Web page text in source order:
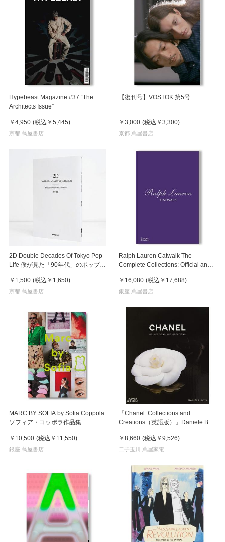
Hypebeast Magazine #37 “The
Architects Issue”
￥4,950 (税込 ￥5,445)
京都 蔦屋書店
【復刊号】VOSTOK 第5号
￥3,000 (税込 ￥3,300)
京都 蔦屋書店
2D Double Decades Of Tokyo Pop
Life 僕が見た「90年代」のポップカ
￥1,500 (税込 ￥1,650)
京都 蔦屋書店
Ralph Lauren Catwalk The
Complete Collections: Official and
トウォーク ザ コンプリート コレク
ションズ
￥16,080 (税込 ￥17,688)
銀座 蔦屋書店
MARC BY SOFIA by Sofia Coppola
ソフィア・コッポラ作品集
￥10,500 (税込 ￥11,550)
銀座 蔦屋書店
『Chanel: Collections and
Creations（英語版）』Daniele Bott
￥8,660 (税込 ￥9,526)
二子玉川 蔦屋家電